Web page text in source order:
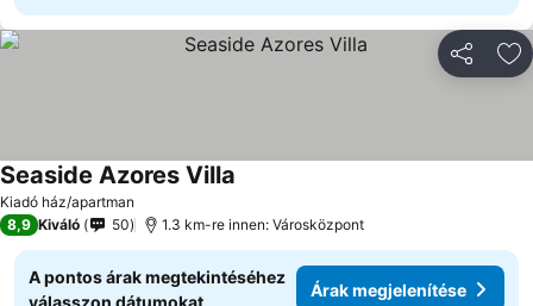
Kiadó ház/apartman
Seaside Azores Villa
8,9 Kiváló 50 1.3 km-re innen: Városközpont
A pontos árak megtekintéséhez
válasszon dátumokat
Árak megjelenítése